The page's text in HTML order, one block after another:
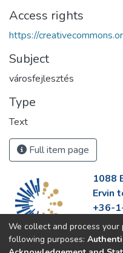
Access rights
https://
Subject
városfejlesztés
Type
Text
Full item page
1088
Ervin
+36-
We collect and process
following purposes: